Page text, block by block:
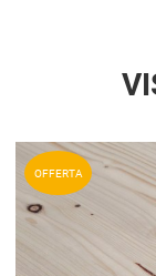
OFFERTA